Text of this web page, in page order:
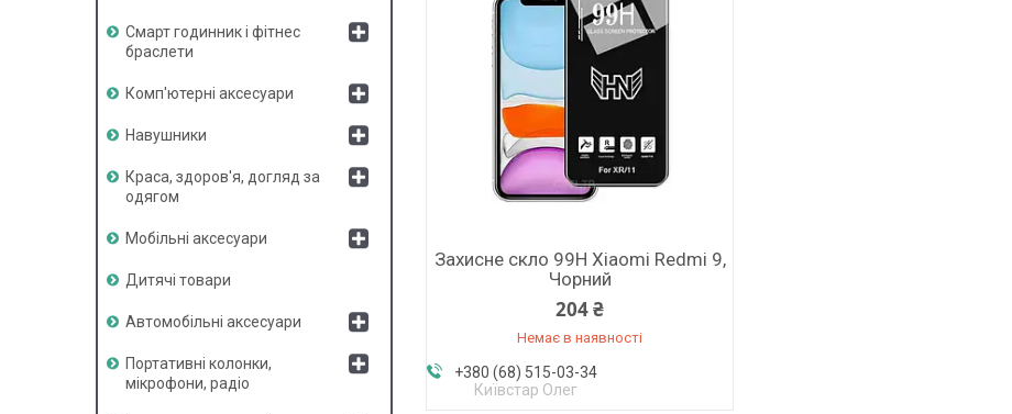
Захисне скло 99H Xiaomi Redmi 9,
Чорний
204 ₴
Немає в наявності
+380 (68) 515-03-34
Київстар Олег
Смарт годинник і фітнес
браслети
Комп'ютерні аксесуари
Навушники
Краса, здоров'я, догляд за
одягом
Мобільні аксесуари
Дитячі товари
Автомобільні аксесуари
Портативні колонки,
мікрофони, радіо